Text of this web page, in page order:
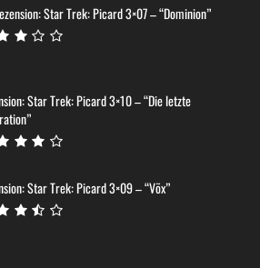
Star Trek: Picard 3×07 – “Dominion”
Star Trek: Picard 3×10 – “Die letzte
Star Trek: Picard 3×09 – “Võx”